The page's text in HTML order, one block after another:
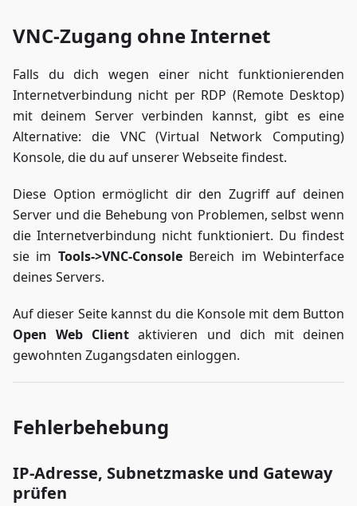
unterhaltsam
ste Art lernst!
VNC-Zugang ohne Internet
Falls du dich wegen einer nicht funktionierenden
Internetverbindung nicht per RDP (Remote Desktop)
mit deinem Server verbinden kannst, gibt es eine
Alternative: die VNC (Virtual Network Computing)
Konsole, die du auf unserer Webseite findest.
Diese Option ermöglicht dir den Zugriff auf deinen
Server und die Behebung von Problemen, selbst wenn
die Internetverbindung nicht funktioniert. Du findest
sie im Tools->VNC-ConsoleBereich im Webinterface
deines Servers.
Auf dieser Seite kannst du die Konsole mit dem Button
Open Web Client aktivieren und dich mit deinen
gewohnten Zugangsdaten einloggen.
Fehlerbehebung
IP-Adresse, Subnetzmaske und Gateway
prüfen